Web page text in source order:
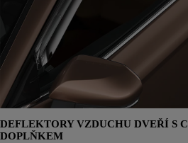
DEFLEKTORY VZDUCHU DVEŘÍ S
DOPLŇKEM